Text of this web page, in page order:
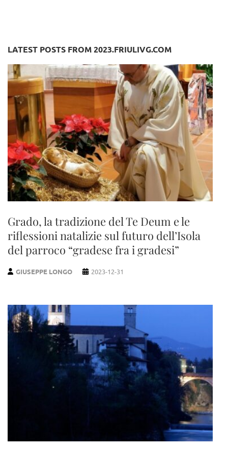
LATEST POSTS FROM 2023.FRIULIVG.COM
Grado, la tradizione del Te Deum e le
riflessioni natalizie sul futuro dell’Isola
del parroco “gradese fra i gradesi”
GIUSEPPE LONGO 2023-12-31